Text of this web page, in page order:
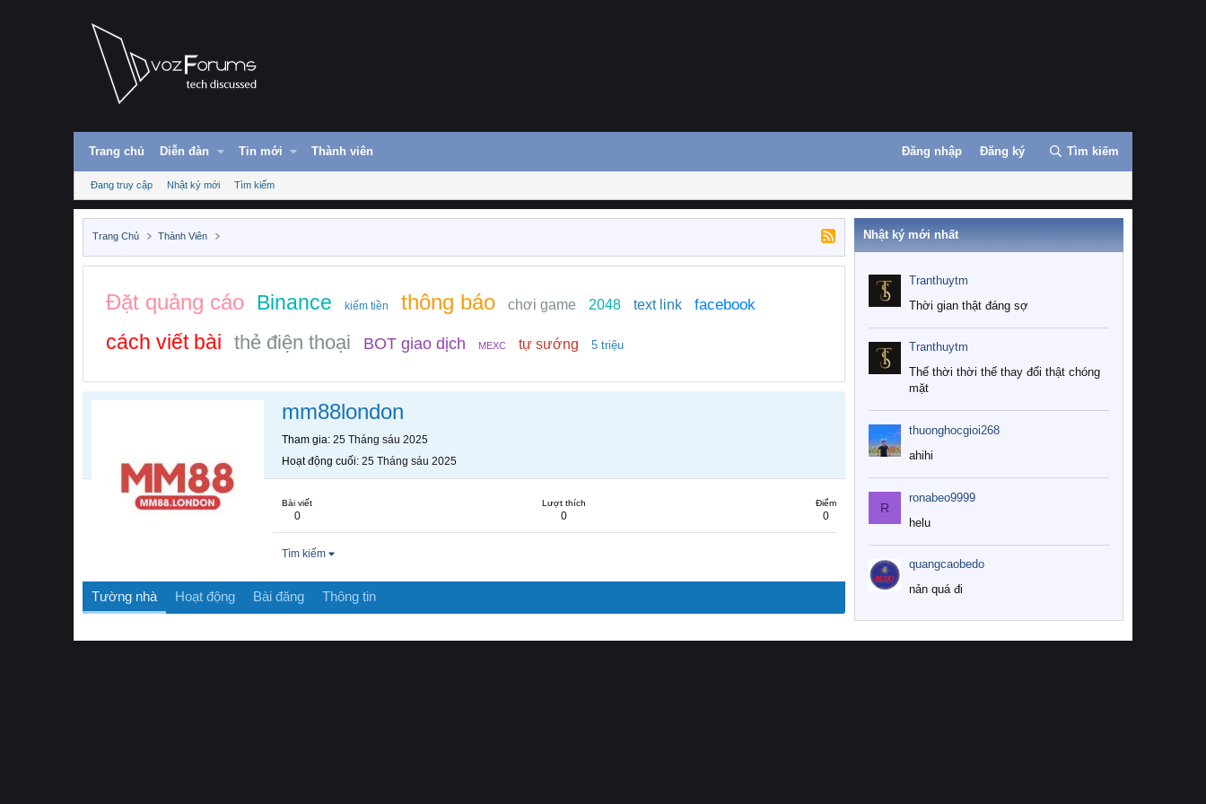
Trang chủ Diễn đàn Tin mới Thành viên Đăng nhập Đăng ký Tìm kiếm
Đang truy cập Nhật ký mới Tìm kiếm
Trang Chủ Thành Viên
Đặt quảng cáo Binance kiếm tiền thông báo chơi game 2048 text link facebook
cách viết bài thẻ điện thoại BOT giao dịch MEXC tự sướng 5 triệu
mm88london
Tham gia 25 Tháng sáu 2025
Hoạt động cuối 25 Tháng sáu 2025
Bài viết
0
Lượt thích
0
Điểm
0
Tìm kiếm
Tường nhà Hoạt động Bài đăng Thông tin
Nhật ký mới nhất
Tranthuytm
Thời gian thật đáng sợ
Tranthuytm
Thế thời thời thế thay đổi thật chóng
mặt
thuonghocgioi268
ahihi
R
ronabeo9999
helu
quangcaobedo
nản quá đi